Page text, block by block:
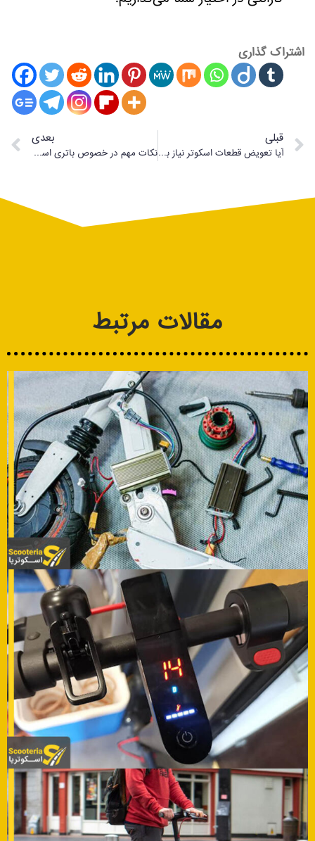
اشتراک گذاری
قبلی
آیا تعویض قطعات اسکوتر نیاز به مهارت دارد؟
بعدی
نکات مهم در خصوص باتری اسکوتر برقی
مقالات مرتبط